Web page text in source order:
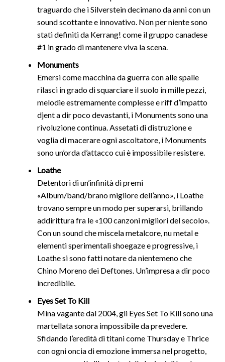
traguardo che i Silverstein decimano da anni con un
sound scottante e innovativo. Non per niente sono
stati definiti da Kerrang! come il gruppo canadese
#1 in grado di mantenere viva la scena.
Monuments
Emersi come macchina da guerra con alle spalle
rilasci in grado di squarciare il suolo in mille pezzi,
melodie estremamente complesse e riff d’impatto
djent a dir poco devastanti, i Monuments sono una
rivoluzione continua. Assetati di distruzione e
voglia di macerare ogni ascoltatore, i Monuments
sono un’orda d’attacco cui è impossibile resistere.
Loathe
Detentori di un’infinità di premi
«Album/band/brano migliore dell’anno», i Loathe
trovano sempre un modo per superarsi, brillando
addirittura fra le «100 canzoni migliori del secolo».
Con un sound che miscela metalcore, nu metal e
elementi sperimentali shoegaze e progressive, i
Loathe si sono fatti notare da nientemeno che
Chino Moreno dei Deftones. Un’impresa a dir poco
incredibile.
Eyes Set To Kill
Mina vagante dal 2004, gli Eyes Set To Kill sono una
martellata sonora impossibile da prevedere.
Sfidando l’eredità di titani come Thursday e Thrice
con ogni oncia di emozione immersa nel progetto,